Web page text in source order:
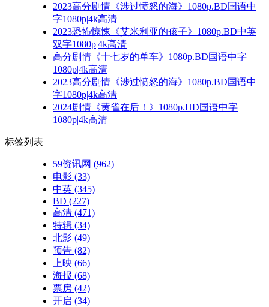
2023高分剧情《涉过愤怒的海》1080p.BD国语中
字1080p|4k高清
2023恐怖惊悚《艾米利亚的孩子》1080p.BD中英
双字1080p|4k高清
高分剧情《十七岁的单车》1080p.BD国语中字
1080p|4k高清
2023高分剧情《涉过愤怒的海》1080p.BD国语中
字1080p|4k高清
2024剧情《黄雀在后！》1080p.HD国语中字
1080p|4k高清
标签列表
59资讯网 (962)
电影 (33)
中英 (345)
BD (227)
高清 (471)
特辑 (34)
北影 (49)
预告 (82)
上映 (66)
海报 (68)
票房 (42)
开启 (34)